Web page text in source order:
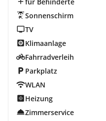
Sonnenschirm
TV
Klimaanlage
Fahrradverleih
Parkplatz
WLAN
Heizung
Zimmerservice